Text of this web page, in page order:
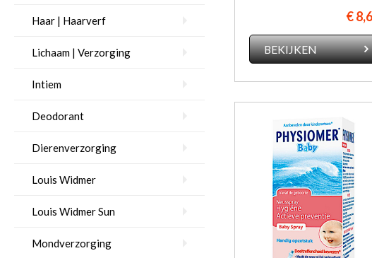
Haar | Haarverf
Lichaam | Verzorging
Intiem
Deodorant
Dierenverzorging
Louis Widmer
Louis Widmer Sun
Mondverzorging
€
BEKIJKEN